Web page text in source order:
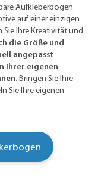
Aufkleberbogen
auf einer einzigen
Sie Ihre Kreativität und
die Größe und
angepasst
Ihrer eigenen
Bringen Sie Ihre
Sie Ihre eigenen